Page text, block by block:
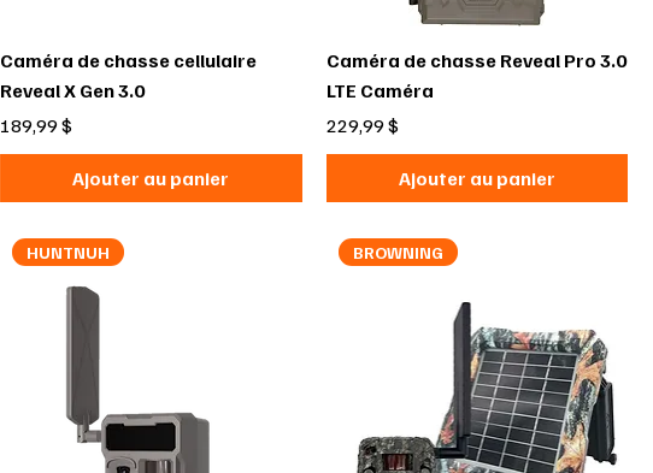
Caméra de chasse cellulaire
Reveal X Gen 3.0
Prix
189,99 $
Ajouter au panier
Caméra de chasse Reveal Pro 3.0
LTE Caméra
Prix
229,99 $
Ajouter au panier
HUNTNUH BROWNING